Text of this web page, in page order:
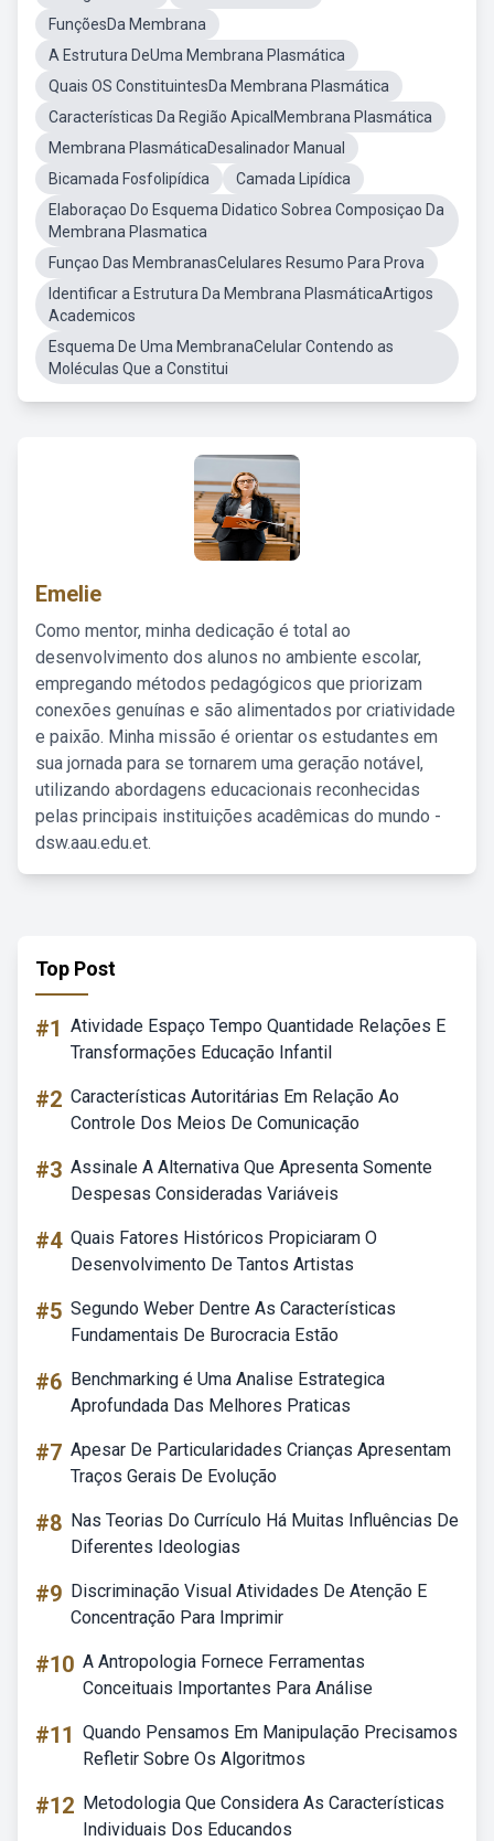
FunçõesDa Membrana
A Estrutura DeUma Membrana Plasmática
Quais OS ConstituintesDa Membrana Plasmática
Características Da Região ApicalMembrana Plasmática
Membrana PlasmáticaDesalinador Manual
Bicamada Fosfolipídica
Camada Lipídica
Elaboraçao Do Esquema Didatico Sobrea Composiçao Da
Membrana Plasmatica
Funçao Das MembranasCelulares Resumo Para Prova
Identificar a Estrutura Da Membrana PlasmáticaArtigos
Academicos
Esquema De Uma MembranaCelular Contendo as
Moléculas Que a Constitui
Emelie
Como mentor, minha dedicação é total ao
desenvolvimento dos alunos no ambiente escolar,
empregando métodos pedagógicos que priorizam
conexões genuínas e são alimentados por criatividade
e paixão. Minha missão é orientar os estudantes em
sua jornada para se tornarem uma geração notável,
utilizando abordagens educacionais reconhecidas
pelas principais instituições acadêmicas do mundo -
dsw.aau.edu.et.
Top Post
#1 Atividade Espaço Tempo Quantidade Relações E
Transformações Educação Infantil
#2 Características Autoritárias Em Relação Ao
Controle Dos Meios De Comunicação
#3 Assinale A Alternativa Que Apresenta Somente
Despesas Consideradas Variáveis
#4 Quais Fatores Históricos Propiciaram O
Desenvolvimento De Tantos Artistas
#5 Segundo Weber Dentre As Características
Fundamentais De Burocracia Estão
#6 Benchmarking é Uma Analise Estrategica
Aprofundada Das Melhores Praticas
#7 Apesar De Particularidades Crianças Apresentam
Traços Gerais De Evolução
#8 Nas Teorias Do Currículo Há Muitas Influências De
Diferentes Ideologias
#9 Discriminação Visual Atividades De Atenção E
Concentração Para Imprimir
#10 A Antropologia Fornece Ferramentas
Conceituais Importantes Para Análise
#11 Quando Pensamos Em Manipulação Precisamos
Refletir Sobre Os Algoritmos
#12 Metodologia Que Considera As Características
Individuais Dos Educandos